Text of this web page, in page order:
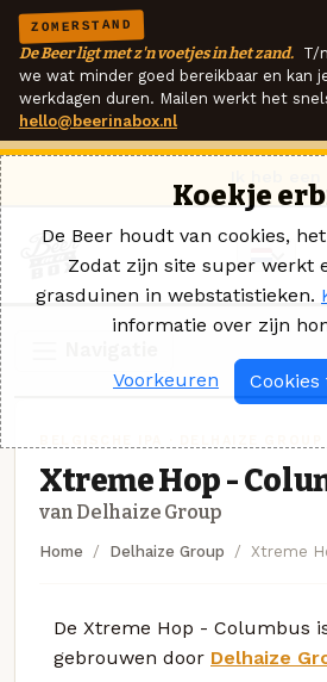
ZOMERSTAND
De Beer ligt met z'n voetjes in het zand. T/
we wat minder goed bereikbaar en kan
werkdagen duren. Mailen werkt het
hello@beerinabox.nl
Xtreme Hop -
van Delhaize Group
Home Delhaize Group Xtreme
De Xtreme Hop - Columbus
gebrouwen door Delhaize
Koekje
De Beer houdt van cookies,
Zodat zijn site super werkt
grasduinen in webstatistieken.
informatie over zijn
Voorkeuren Cookies